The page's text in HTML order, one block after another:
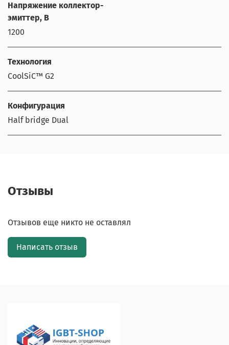
Напряжение коллектор-
эмиттер, В
1200
Технология
CoolSiC™ G2
Конфигурация
Half bridge Dual
Отзывы
Отзывов еще никто не оставлял
Написать отзыв